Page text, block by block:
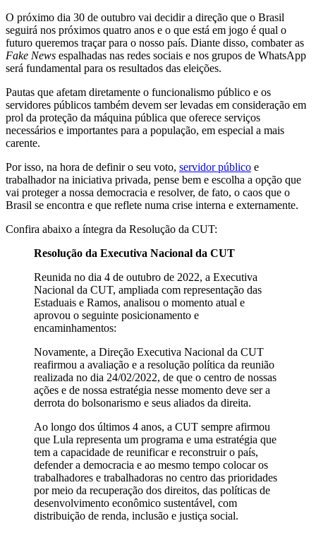
O próximo dia 30 de outubro vai decidir a direção que o Brasil
seguirá nos próximos quatro anos e o que está em jogo é qual o
futuro queremos traçar para o nosso país. Diante disso, combater as
Fake News espalhadas nas redes sociais e nos grupos de WhatsApp
será fundamental para os resultados das eleições.
Pautas que afetam diretamente o funcionalismo público e os
servidores públicos também devem ser levadas em consideração em
prol da proteção da máquina pública que oferece serviços
necessários e importantes para a população, em especial a mais
carente.
Por isso, na hora de definir o seu voto, servidor público e
trabalhador na iniciativa privada, pense bem e escolha a opção que
vai proteger a nossa democracia e resolver, de fato, o caos que o
Brasil se encontra e que reflete numa crise interna e externamente.
Confira abaixo a íntegra da Resolução da CUT:
Resolução da Executiva Nacional da CUT
Reunida no dia 4 de outubro de 2022, a Executiva
Nacional da CUT, ampliada com representação das
Estaduais e Ramos, analisou o momento atual e
aprovou o seguinte posicionamento e
encaminhamentos:
Novamente, a Direção Executiva Nacional da CUT
reafirmou a avaliação e a resolução política da reunião
realizada no dia 24/02/2022, de que o centro de nossas
ações e de nossa estratégia nesse momento deve ser a
derrota do bolsonarismo e seus aliados da direita.
Ao longo dos últimos 4 anos, a CUT sempre afirmou
que Lula representa um programa e uma estratégia que
tem a capacidade de reunificar e reconstruir o país,
defender a democracia e ao mesmo tempo colocar os
trabalhadores e trabalhadoras no centro das prioridades
por meio da recuperação dos direitos, das políticas de
desenvolvimento econômico sustentável, com
distribuição de renda, inclusão e justiça social.